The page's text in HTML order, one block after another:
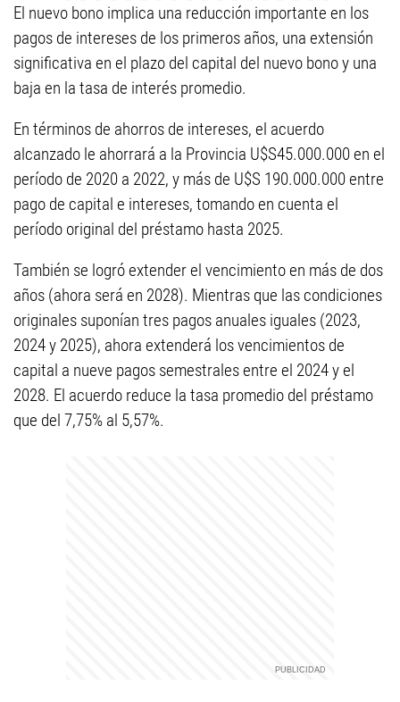
El nuevo bono implica una reducción importante en los
pagos de intereses de los primeros años, una extensión
significativa en el plazo del capital del nuevo bono y una
baja en la tasa de interés promedio.
En términos de ahorros de intereses, el acuerdo
alcanzado le ahorrará a la Provincia U$S45.000.000 en el
período de 2020 a 2022, y más de U$S 190.000.000 entre
pago de capital e intereses, tomando en cuenta el
período original del préstamo hasta 2025.
También se logró extender el vencimiento en más de dos
años (ahora será en 2028). Mientras que las condiciones
originales suponían tres pagos anuales iguales (2023,
2024 y 2025), ahora extenderá los vencimientos de
capital a nueve pagos semestrales entre el 2024 y el
2028. El acuerdo reduce la tasa promedio del préstamo
que del 7,75% al 5,57%.